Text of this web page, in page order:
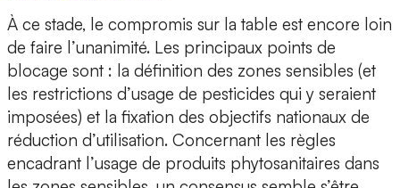
À ce stade, le compromis sur la table est encore loin
de faire l’unanimité. Les principaux points de
blocage sont : la définition des zones sensibles (et
les restrictions d’usage de pesticides qui y seraient
imposées) et la fixation des objectifs nationaux de
réduction d’utilisation. Concernant les règles
encadrant l’usage de produits phytosanitaires dans